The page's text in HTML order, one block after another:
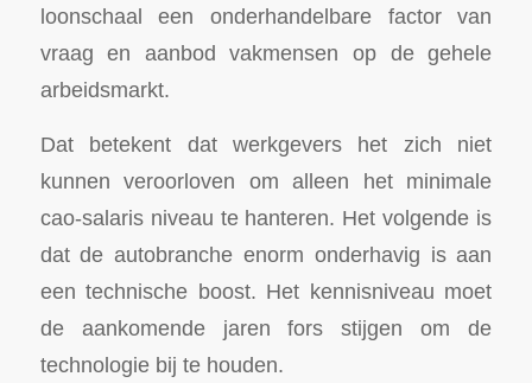
loonschaal een onderhandelbare factor van
vraag en aanbod vakmensen op de gehele
arbeidsmarkt.
Dat betekent dat werkgevers het zich niet
kunnen veroorloven om alleen het minimale
cao-salaris niveau te hanteren. Het volgende is
dat de autobranche enorm onderhavig is aan
een technische boost. Het kennisniveau moet
de aankomende jaren fors stijgen om de
technologie bij te houden.